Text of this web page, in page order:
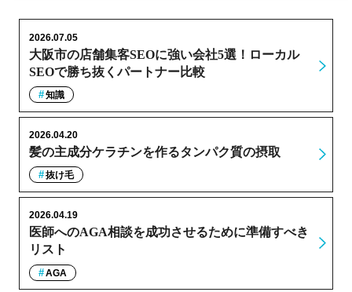
大阪市の店舗集客SEOに強い会社5選！ローカル
SEOで勝ち抜くパートナー比較
2026.07.05
知識
髪の主成分ケラチンを作るタンパク質の摂取
2026.04.20
抜け毛
医師へのAGA相談を成功させるために準備すべき
リスト
2026.04.19
AGA